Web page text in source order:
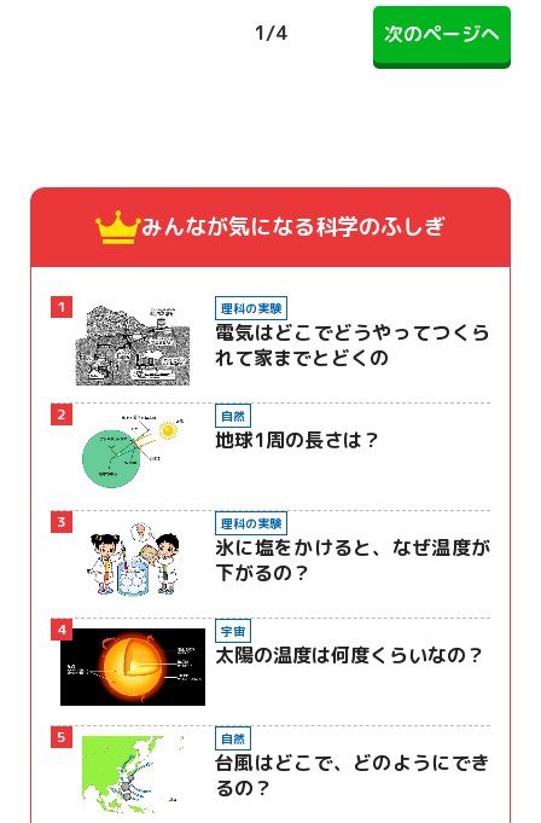
次のページへ
1/4
みんなが気になる科学のふしぎ
1 理科の実験
電気はどこでどうやってつくら
れて家までとどくの
2 自然
地球1周の長さは？
3 理科の実験
氷に塩をかけると、なぜ温度が
下がるの？
4 宇宙
太陽の温度は何度くらいなの？
5 自然
台風はどこで、どのようにでき
るの？